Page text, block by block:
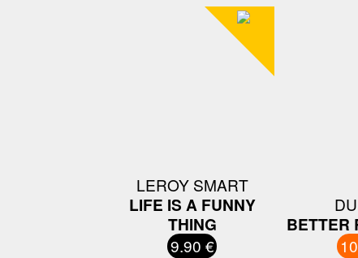
LEROY SMART
LIFE IS A FUNNY
THING
9.90 €
BETTER